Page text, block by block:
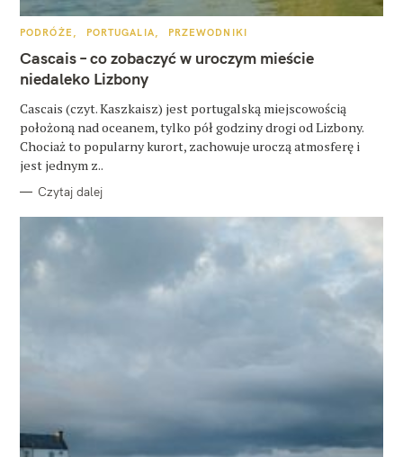
K
T
E
G
O
I
PODRÓŻE PORTUGALIA PRZEWODNIKI
Cascais – co zobaczyć w uroczym mieście
niedaleko Lizbony
Cascais (czyt. Kaszkaisz) jest portugalską miejscowością
położoną nad oceanem, tylko pół godziny drogi od Lizbony.
Chociaż to popularny kurort, zachowuje uroczą atmosferę i
jest jednym z..
Czytaj dalej
k
a
j
: